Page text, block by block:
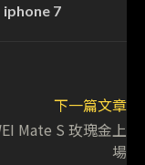
iphone 7
下一篇文章
Mate S 玫瑰金上
場